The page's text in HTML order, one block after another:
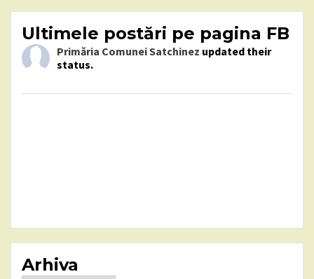
Ultimele postări pe pagina FB
Primăria Comunei Satchinez updated their
status.
Arhiva